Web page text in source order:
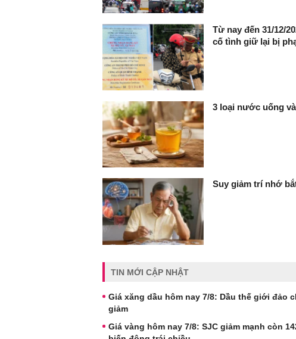
Từ nay đến 31/12/
cố tình giữ lại bị
3 loại nước uống
Suy giảm trí nhớ
TIN MỚI CẬP NHẬT
Giá xăng dầu hôm nay 7/8: Dầu thế giới
giảm
Giá vàng hôm nay 7/8: SJC giảm mạnh còn